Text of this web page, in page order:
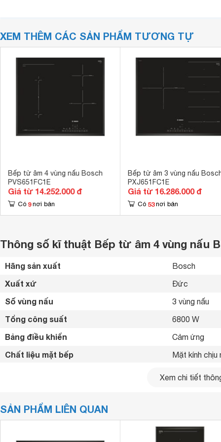
XEM THÊM CÁC SẢN PHẨM TƯƠNG TỰ
Bếp từ âm 4 vùng nấu Bosch
PVS651FC1E
Giá từ 14.252.000 đ
Có 9 nơi bán
Bếp từ âm 3 vùng nấu
PXJ651FC1E
Giá từ 16.286.000 đ
Có 53 nơi bán
Thông số kĩ thuật Bếp từ âm 4 vùng nấu
Hãng sản xuất Bosch
Xuất xứ Đức
Số vùng nấu 3 vùng nấu
Tổng công suất 6800 W
Bảng điều khiển Cảm ứng
Chất liệu mặt bếp Mặt kính chịu
Nồi đáy từ
Tiện ích
nấu ăn theo
an toàn.
Xem chi tiết
SẢN PHẨM LIÊN QUAN